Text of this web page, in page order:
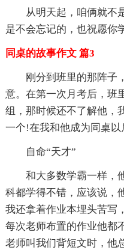
从明天起，咱俩就不是
是不会忘记的，也祝愿你
同桌的故事作文 篇3
刚分到班里的那阵子，
意。在第一次月考后，班
组，那时候还不了解他
一个!在我和他成为同桌以
自命“天才”
和大多数学霸一样，他
科都学得不错，应该说，
我还拿着作业本埋头苦写
每次老师布置的作业他都
老师叫我们背短文时，他